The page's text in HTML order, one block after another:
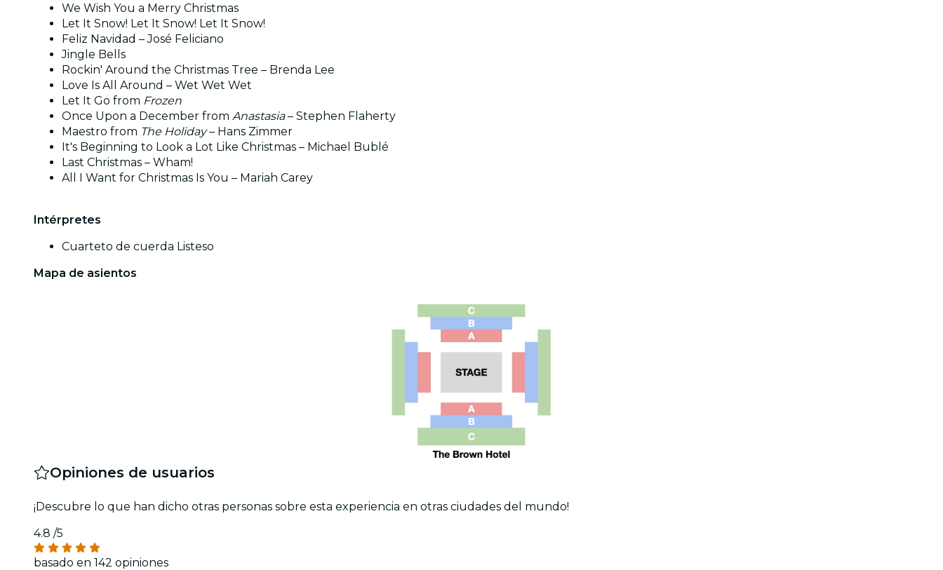
We Wish You a Merry Christmas
Let It Snow! Let It Snow! Let It Snow!
Feliz Navidad – José Feliciano
Jingle Bells
Rockin' Around the Christmas Tree – Brenda Lee
Love Is All Around – Wet Wet Wet
Let It Go from Frozen
Once Upon a December from Anastasia– Stephen Flaherty
Maestro from The Holiday– Hans Zimmer
It's Beginning to Look a Lot Like Christmas – Michael Bublé
Last Christmas – Wham!
All I Want for Christmas Is You – Mariah Carey
Intérpretes
Cuarteto de cuerda Listeso
Mapa de asientos
Opiniones de usuarios
¡Descubre lo que han dicho otras personas sobre esta experiencia en otras ciudades del mundo!
4.8 /5
basado en 142 opiniones